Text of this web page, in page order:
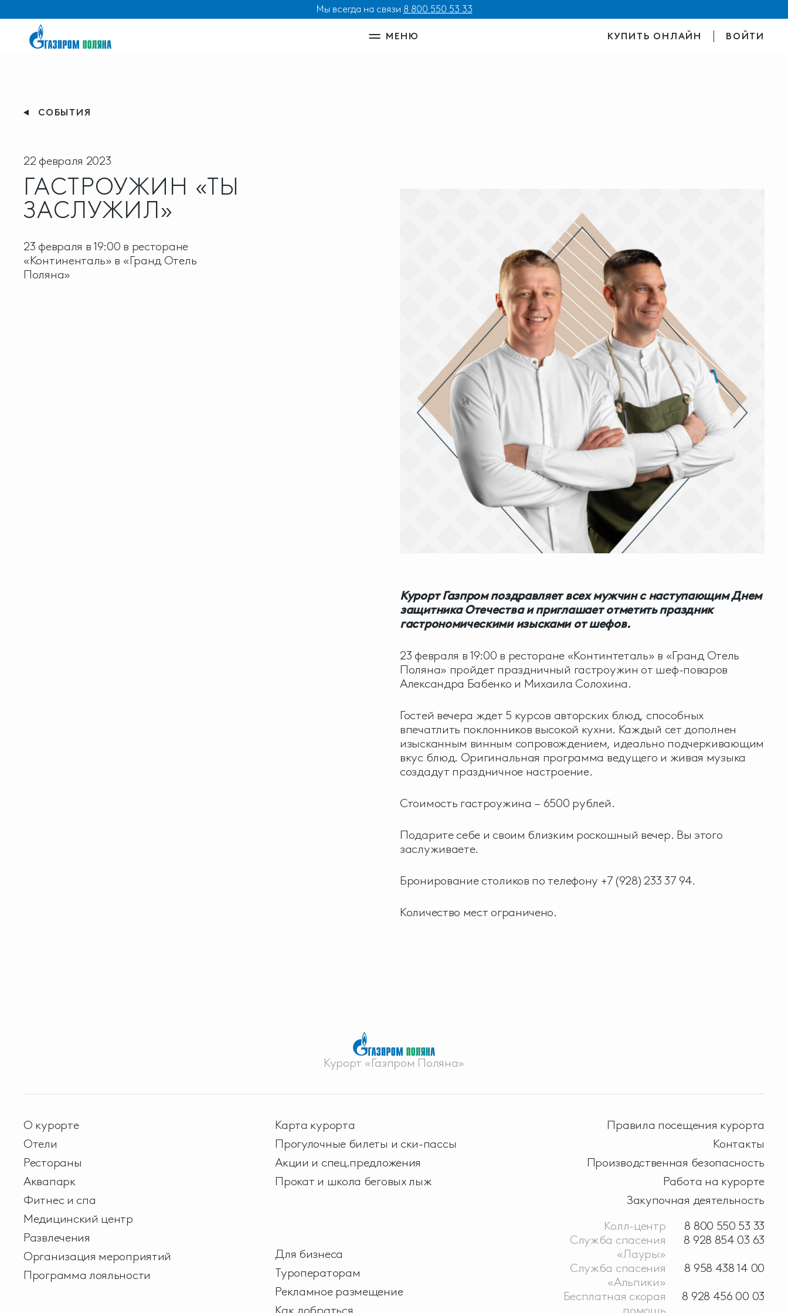
Мы всегда на связи 8 800 550 53 33
МЕНЮ КУПИТЬ ОНЛАЙН ВОЙТИ
СОБЫТИЯ
22 февраля 2023
ГАСТРОУЖИН «ТЫ
ЗАСЛУЖИЛ»
23 февраля в 19:00 в ресторане
«Континенталь» в «Гранд Отель
Поляна»
Курорт Газпром поздравляет всех мужчин с наступающим Днем
защитника Отечества и приглашает отметить праздник
гастрономическими изысками от шефов.
23 февраля в 19:00 в ресторане «Континтеталь» в «Гранд Отель
Поляна» пройдет праздничный гастроужин от шеф-поваров
Александра Бабенко и Михаила Солохина.
Гостей вечера ждет 5 курсов авторских блюд, способных
впечатлить поклонников высокой кухни. Каждый сет дополнен
изысканным винным сопровождением, идеально подчеркивающим
вкус блюд. Оригинальная программа ведущего и живая музыка
создадут праздничное настроение.
Стоимость гастроужина – 6500 рублей.
Подарите себе и своим близким роскошный вечер. Вы этого
заслуживаете.
Бронирование столиков по телефону +7 (928) 233 37 94.
Количество мест ограничено.
Курорт «Газпром Поляна»
О курорте
Отели
Рестораны
Аквапарк
Фитнес и спа
Медицинский центр
Развлечения
Организация мероприятий
Программа лояльности
Карта курорта
Прогулочные билеты и ски-пассы
Акции и спец.предложения
Прокат и школа беговых лыж
Для бизнеса
Туроператорам
Рекламное размещение
Как добраться
Правила посещения курорта
Контакты
Производственная безопасность
Работа на курорте
Закупочная деятельность
Колл-центр
8 800 550 53 33
Служба спасения
«Лауры»
8 928 854 03 63
Служба спасения
«Альпики»
8 958 438 14 00
Бесплатная скорая
помощь
8 928 456 00 03